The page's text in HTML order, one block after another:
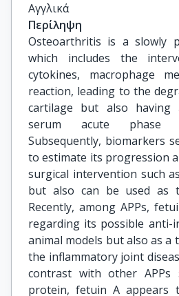
Αγγλικά
Περίληψη
Osteoarthritis is a slowly
which includes the
cytokines, macrophage
reaction, leading to the
cartilage but also
serum acute phase
Subsequently, biomarkers
to estimate its progression
surgical intervention such
but also can be used as
Recently, among APPs,
regarding its possible anti-
animal models but also as a
the inflammatory joint
contrast with other APPs
protein, fetuin A